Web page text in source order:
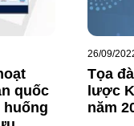
quốc
huống
26/09/
Tọa
lược
năm